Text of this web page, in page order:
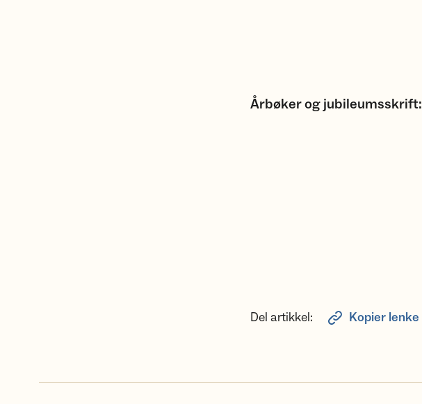
Årbøker og jubileumsskrift:
Del artikkel: Kopier lenke